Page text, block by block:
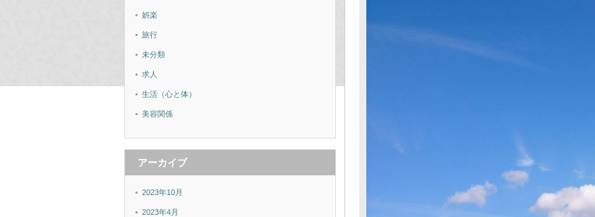
娯楽
旅行
未分類
求人
生活（心と体）
美容関係
アーカイブ
2023年10月
2023年4月